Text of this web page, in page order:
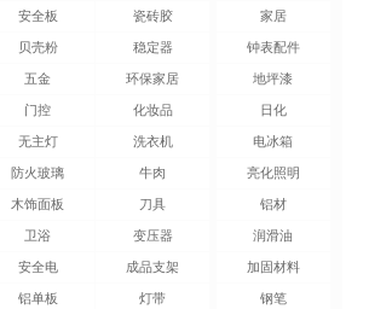
安全板 家居
瓷砖胶
贝壳粉 钟表配件
稳定器
五金 地坪漆
环保家居
门控 日化
化妆品
无主灯 电冰箱
洗衣机
防火玻璃 亮化照明
牛肉
木饰面板 铝材
刀具
卫浴 润滑油
变压器
安全电 加固材料
成品支架
铝单板 钢笔
灯带